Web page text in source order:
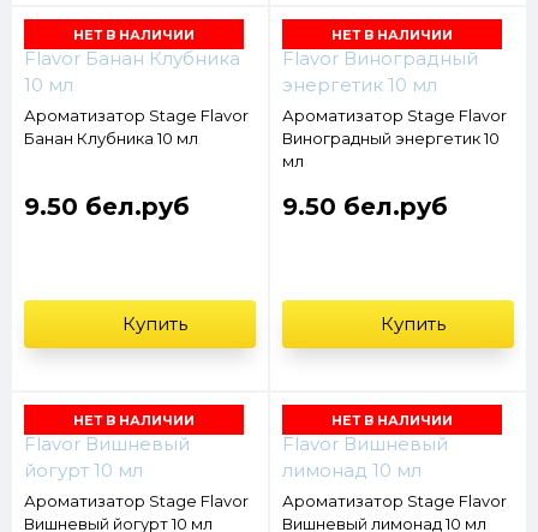
НЕТ В НАЛИЧИИ
Ароматизатор Stage Flavor
Банан Клубника 10 мл
9.50 бел.руб
Купить
НЕТ В НАЛИЧИИ
Ароматизатор Stage Flavor
Виноградный энергетик 10
мл
9.50 бел.руб
Купить
НЕТ В НАЛИЧИИ
Ароматизатор Stage Flavor
Вишневый йогурт 10 мл
НЕТ В НАЛИЧИИ
Ароматизатор Stage Flavor
Вишневый лимонад 10 мл